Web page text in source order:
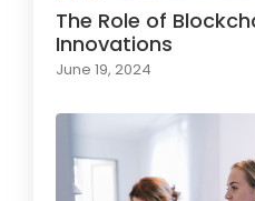
The Role of
Innovations
June 19, 2024